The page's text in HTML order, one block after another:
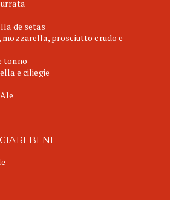
de setas
mozzarella, prosciutto crudo e
tonno
e ciliegie